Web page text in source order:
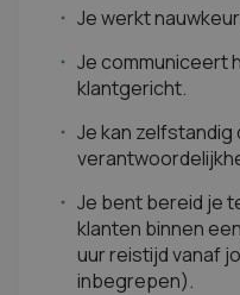
Je werkt
Je communiceert
klantgericht.
Je kan
Je bent bereid je
klanten binnen
uur reistijd vanaf
inbegrepen).